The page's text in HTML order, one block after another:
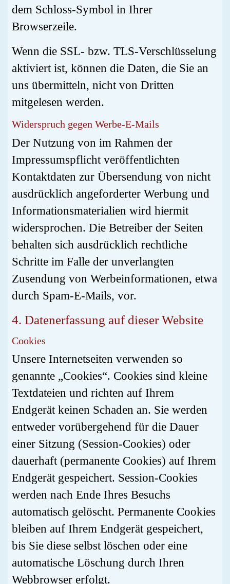
dem Schloss-Symbol in Ihrer
Browserzeile.
Wenn die SSL- bzw. TLS-Verschlüsselung
aktiviert ist, können die Daten, die Sie an
uns übermitteln, nicht von Dritten
mitgelesen werden.
Widerspruch gegen Werbe-E-Mails
Der Nutzung von im Rahmen der
Impressumspflicht veröffentlichten
Kontaktdaten zur Übersendung von nicht
ausdrücklich angeforderter Werbung und
Informationsmaterialien wird hiermit
widersprochen. Die Betreiber der Seiten
behalten sich ausdrücklich rechtliche
Schritte im Falle der unverlangten
Zusendung von Werbeinformationen, etwa
durch Spam-E-Mails, vor.
4. Datenerfassung auf dieser Website
Cookies
Unsere Internetseiten verwenden so
genannte „Cookies“. Cookies sind kleine
Textdateien und richten auf Ihrem
Endgerät keinen Schaden an. Sie werden
entweder vorübergehend für die Dauer
einer Sitzung (Session-Cookies) oder
dauerhaft (permanente Cookies) auf Ihrem
Endgerät gespeichert. Session-Cookies
werden nach Ende Ihres Besuchs
automatisch gelöscht. Permanente Cookies
bleiben auf Ihrem Endgerät gespeichert,
bis Sie diese selbst löschen oder eine
automatische Löschung durch Ihren
Webbrowser erfolgt.